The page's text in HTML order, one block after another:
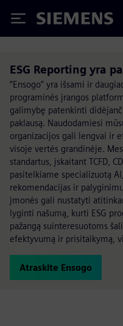
Siemens
ESG Reporting yra
“Ensogo” yra išsami ir
programinės įrangos
galimybę patenkinti
paklausą. Naudodamiesi
organizacijos gali lengvai ir
visoje vertės grandinėje.
standartus, įskaitant TCFD,
pasitelkiame specializuotą
rekomendacijas ir
įmonės gali nustatyti
lyginti našumą, kurti ESG
pažangą suinteresuotoms
efektyvumą ir prisitaikymą,
Atraskite Ensogo